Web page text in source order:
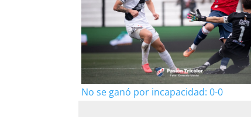
No se ganó por incapacidad: 0-0